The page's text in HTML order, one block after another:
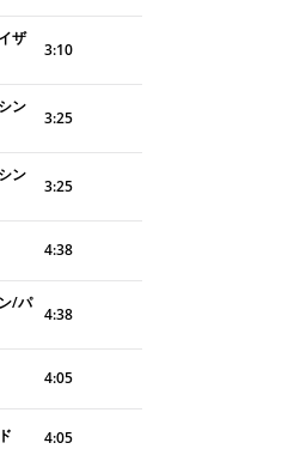
ザ
3:10
ン
3:25
ン
3:25
4:38
/パ
4:38
4:05
4:05